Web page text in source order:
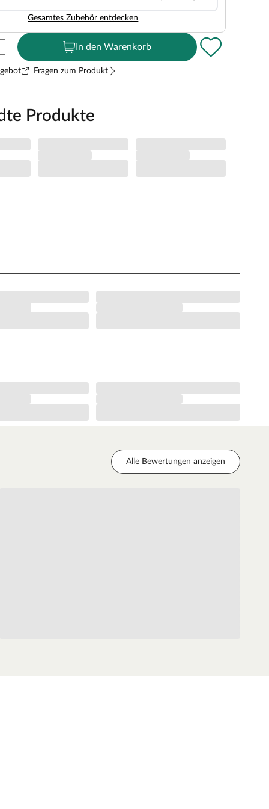
Gesamtes Zubehör entdecken
In den Warenkorb
Fragen zum Produkt
Produkte
Alle Bewertungen anzeigen